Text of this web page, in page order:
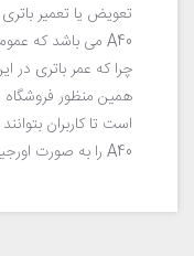
تعویض یا تعمیر
چرا که عمر باتری
همین منظور فروشگاه
است تا کاربران
A40 را به صورت اورجینال […]